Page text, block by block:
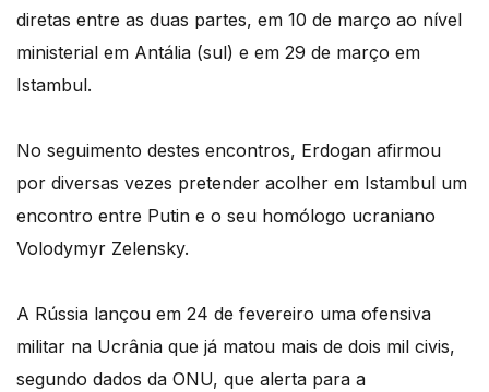
diretas entre as duas partes, em 10 de março ao nível
ministerial em Antália (sul) e em 29 de março em
Istambul.
No seguimento destes encontros, Erdogan afirmou
por diversas vezes pretender acolher em Istambul um
encontro entre Putin e o seu homólogo ucraniano
Volodymyr Zelensky.
A Rússia lançou em 24 de fevereiro uma ofensiva
militar na Ucrânia que já matou mais de dois mil civis,
segundo dados da ONU, que alerta para a